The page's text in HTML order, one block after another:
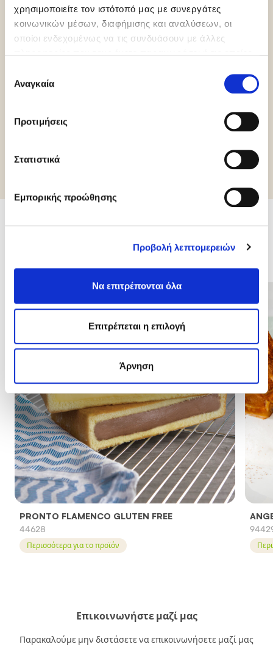
χρησιμοποιείτε τον ιστότοπό μας με συνεργάτες
κοινωνικών μέσων, διαφήμισης και αναλύσεων, οι
οποίοι ενδεχομένως να τις συνδυάσουν με άλλες
των υπηρεσιών τους.
συγκατάθεσης
Αναγκαία
Προτιμήσεις
Στατιστικά
Εμπορικής προώθησης
Προβολή λεπτομερειών
Να επιτρέπονται όλα
Επιτρέπεται η επιλογή
Άρνηση
Orthodox
Union Dairy
Σχετικά προϊόντα
PRONTO FLAMENCO GLUTEN FREE
44628
Περισσότερα για το προϊόν
Επικοινωνήστε μαζί μας
Παρακαλούμε μην διστάσετε να επικοινωνήσετε μαζί μας